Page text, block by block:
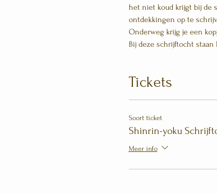
het niet koud krijgt bij de
ontdekkingen op te
Onderweg krijg je een
Bij deze schrijftocht staan
Tickets
Soort ticket
Shinrin-yoku
Meer info